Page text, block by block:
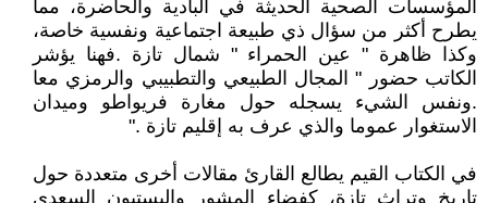
المؤسسات الصحية الحديثة في البادية والحاضرة، مما
يطرح أكثر من سؤال ذي طبيعة اجتماعية ونفسية خاصة،
وكذا ظاهرة " عين الحمراء " شمال تازة .فهنا يؤشر
الكاتب حضور " المجال الطبيعي والتطبيبي والرمزي معا
.ونفس الشيء يسجله حول مغارة فريواطو وميدان
الاستغوار عموما والذي عرف به إقليم تازة ."
في الكتاب القيم يطالع القارئ مقالات أخرى متعددة حول
تاريخ وتراث تازة، كفضاء المشور والبستيون السعدي